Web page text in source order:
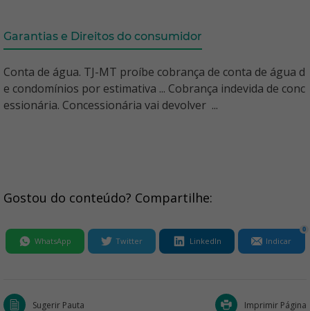
Garantias e Direitos do consumidor
Conta de água. TJ-MT proíbe cobrança de conta de água d
e condomínios por estimativa ... Cobrança indevida de conc
essionária. Concessionária vai devolver ...
Gostou do conteúdo? Compartilhe:
WhatsApp Twitter LinkedIn Indicar
0
Sugerir Pauta Imprimir Página